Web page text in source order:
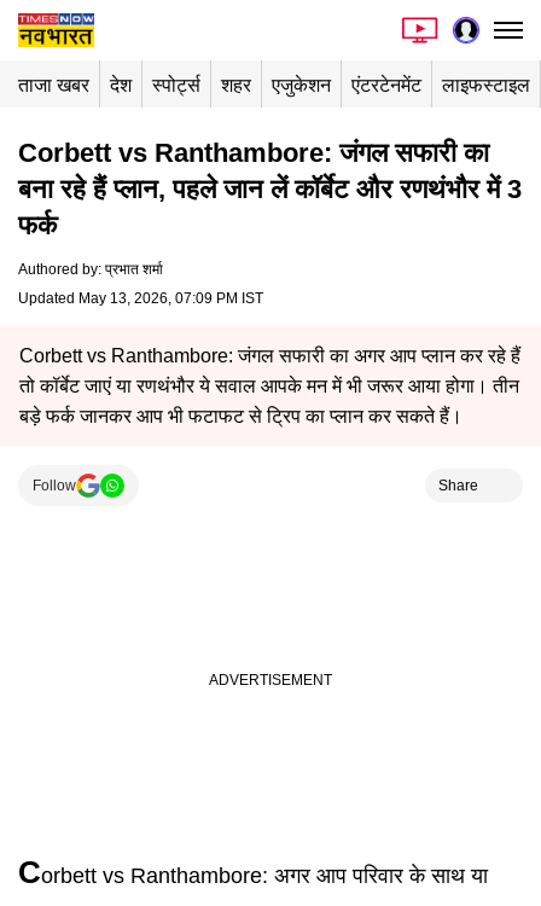
ताजा खबर देश स्पोर्ट्स शहर एजुकेशन एंटरटेनमेंट लाइफस्टाइल
Corbett vs Ranthambore: जंगल सफारी का
बना रहे हैं प्लान, पहले जान लें कॉर्बेट और रणथंभौर में 3
फर्क
Authored by: प्रभात शर्मा
Updated May 13, 2026, 07:09 PM IST
Corbett vs Ranthambore: जंगल सफारी का अगर आप प्लान कर रहे हैं
तो कॉर्बेट जाएं या रणथंभौर ये सवाल आपके मन में भी जरूर आया होगा। तीन
बड़े फर्क जानकर आप भी फटाफट से ट्रिप का प्लान कर सकते हैं।
Follow Share
Corbett vs Ranthambore: अगर आप परिवार के साथ या